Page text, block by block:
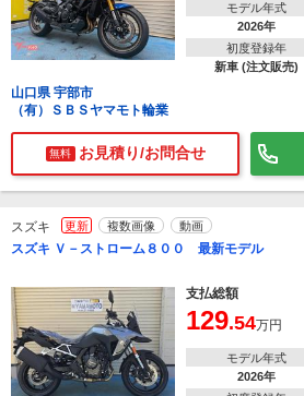
モデル年式
2026年
初度登録年
新車 (注文販売)
山口県 宇部市
（有）ＳＢＳヤマモト輪業
無料 お見積り/お問合せ
スズキ 更新 複数画像 動画
スズキ Ｖ－ストローム８００ 最新モデル
支払総額
129.54万円
モデル年式
2026年